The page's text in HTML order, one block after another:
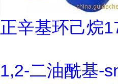
正辛基环己烷
1,2-二油酰基-